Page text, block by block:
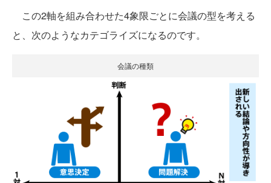
この2軸を組み合わせた4象限ごとに会議の型を考える
と、次のようなカテゴライズになるのです。
会議の種類